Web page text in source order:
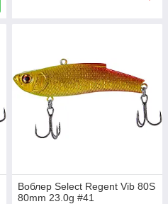
Воблер Select Regent Vib 80S
80mm 23.0g #41